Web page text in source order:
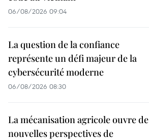
06/08/2026 09:04
La question de la confiance
représente un défi majeur de la
cybersécurité moderne
06/08/2026 08:30
La mécanisation agricole ouvre de
nouvelles perspectives de